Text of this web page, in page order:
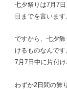
七夕祭りは7月7
日までを言います
ですから、七夕
けるものなんです
7月7日中に片付
わずか2日間の飾